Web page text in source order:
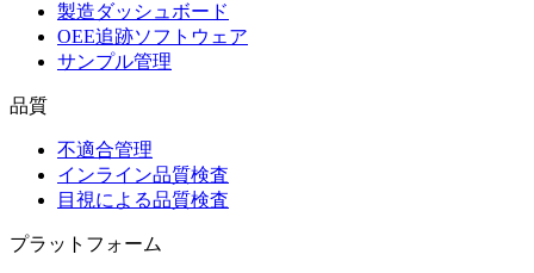
製造ダッシュボード
OEE追跡ソフトウェア
サンプル管理
品質
不適合管理
インライン品質検査
目視による品質検査
プラットフォーム